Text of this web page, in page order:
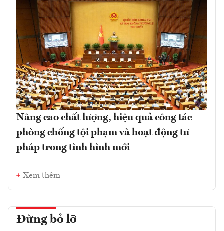
Nâng cao chất lượng, hiệu quả công tác
phòng chống tội phạm và hoạt động tư
pháp trong tình hình mới
Xem thêm
Đừng bỏ lỡ